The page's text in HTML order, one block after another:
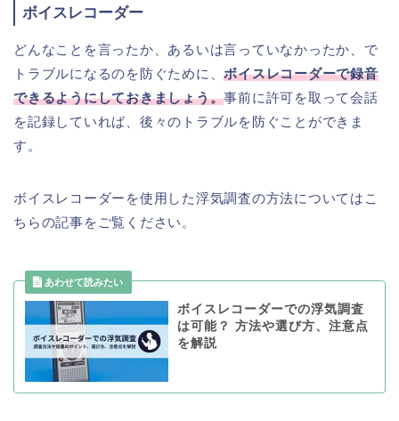
ボイスレコーダー
どんなことを言ったか、あるいは言っていなかったか、で
トラブルになるのを防ぐために、ボイスレコーダーで録音
できるようにしておきましょう。事前に許可を取って会話
を記録していれば、後々のトラブルを防ぐことができま
す。
ボイスレコーダーを使用した浮気調査の方法についてはこ
ちらの記事をご覧ください。
ボイスレコーダーでの浮気調査
は可能？ 方法や選び方、注意点
を解説